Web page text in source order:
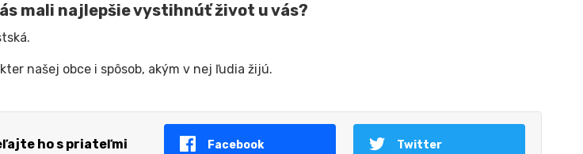
mali najlepšie vystihnúť život u vás?
našej obce i spôsob, akým v nej ľudia žijú.
ho s priateľmi Facebook Twitter